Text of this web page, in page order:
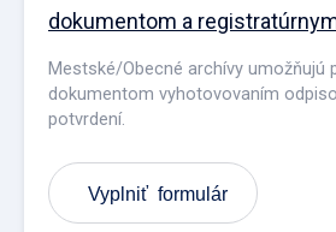
dokumentom a
Mestské/Obecné archívy umožňujú
dokumentom vyhotovovaním
potvrdení.
Vyplniť formulár